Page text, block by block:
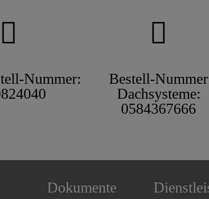
Nummer:
Bestell-Nummer
Dachsysteme:
0584367666
Dokumente